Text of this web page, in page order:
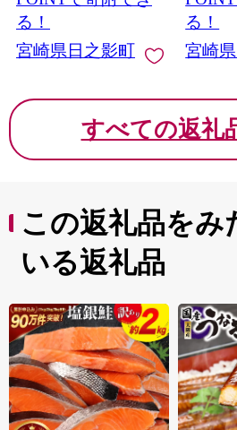
る！
宮崎県日之影町
る！
宮崎
すべての返礼
この返礼品をみ
いる返礼品